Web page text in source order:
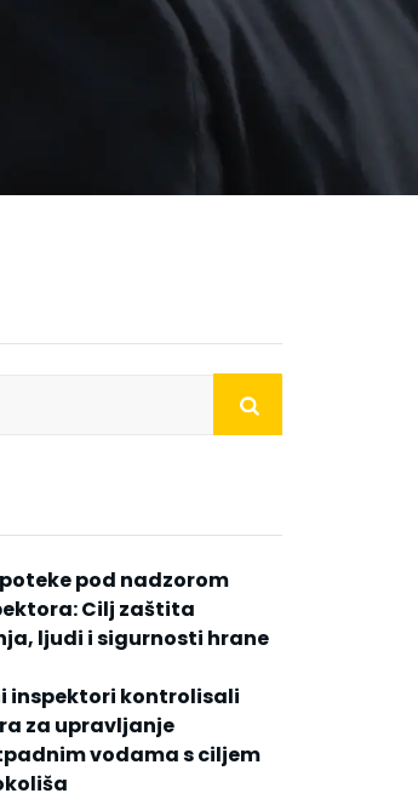
pod nadzorom
Cilj zaštita
ljudi i sigurnosti hrane
inspektori kontrolisali
za upravljanje
vodama s ciljem